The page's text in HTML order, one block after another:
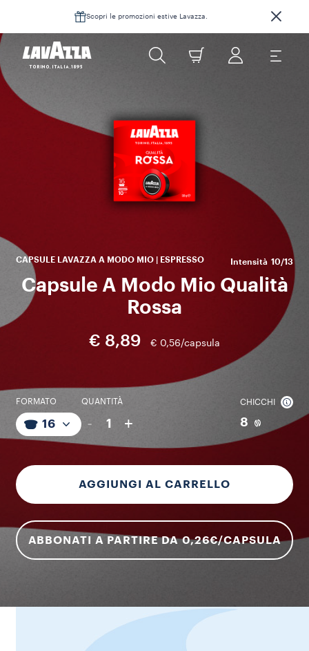
Scopri le promozioni estive Lavazza.
CAPSULE LAVAZZA A MODO MIO | ESPRESSO Intensità 10/13
Capsule A Modo Mio Qualità
Rossa
€ 8,89 € 0,56/capsula
FORMATO
16
QUANTITÀ
- 1 +
CHICCHI
8
AGGIUNGI AL CARRELLO
ABBONATI A PARTIRE DA 0,26€/CAPSULA